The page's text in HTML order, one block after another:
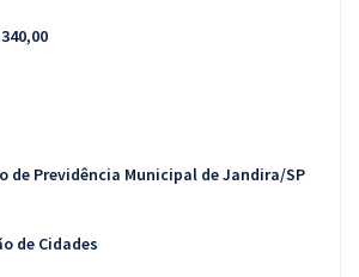
de Previdência Municipal de Jandira/SP
de Cidades